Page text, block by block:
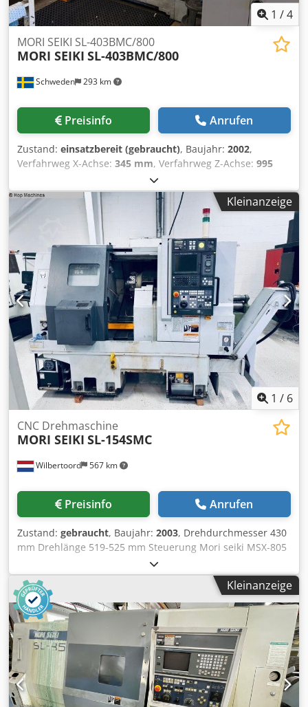
1 /4
Schweden 293 km
MORI SEIKI SL-403BMC/800
MORI SEIKI SL-403BMC/800
Preisinfo Anrufen
Zustand: einsatzbereit (gebraucht), Baujahr: 2002,
Verfahrweg X-Achse: 345 mm, Verfahrweg Z-Achse: 995
, Diese 3-achsige MORI SEIKI SL-
403BMC/800 wurde im Jahr 2002 hergestellt. Sie hat einen
maximalen Drehdurchmesser von 650 mm und eine
maximale Drehlänge von 863 mm. Die Maschine bietet
einen X-Achsen-Verfahrweg von 345 mm und einen Z-
Achsen-Verfahrweg von 995 mm. Wenn Sie auf der Suche
nach einer hochwertigen Drehmaschine sind, sollten Sie
die MORI SEIKI SL-403BMC/800 Horizontaldrehmaschine in
Betracht ziehen, die wir zum Verkauf anbieten.
Kontaktieren Sie uns für weitere Details. • Schwingen über
Bett: 710 mm • Schwenkbar über Querschlitten: 738 mm •
Max. Drehdurchmesser: 650 mm Crodpfsyvf Sisx Ab Nsf •
Maximale Drehlänge: 863 mm • Abstand zwischen den
Spitzen: 1.125 mm Technical Specification Counter Spindle
No Driven Tools No
Kleinanzeige
1 / 6
Wilbertoord 567 km
CNC Drehmaschine
MORI SEIKI SL-154SMC
Preisinfo Anrufen
Zustand: gebraucht, Baujahr: 2003, Drehdurchmesser 430
mm Drehlänge 519-525 mm Steuerung Mori seiki MSX-805
Cedpoy Sblxefx Ab Nerf x-Achse 230 mm z-Achse 520 mm
Maschinengewicht ca. 4100 kg
Kleinanzeige